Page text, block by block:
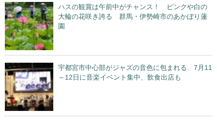
ハスの観賞は午前中がチャンス！ ピンクや白の
大輪の花咲き誇る 群馬・伊勢崎市のあかぼり蓮
園
宇都宮市中心部がジャズの音色に包まれる 7月11
～12日に音楽イベント集中、飲食出店も